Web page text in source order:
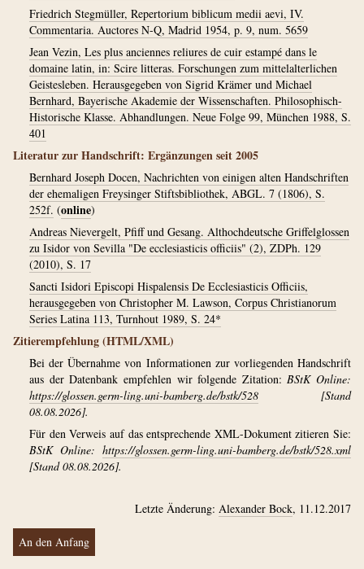
Friedrich Stegmüller, Repertorium biblicum medii aevi, IV.
Commentaria. Auctores N-Q, Madrid 1954, p. 9, num. 5659
Jean Vezin, Les plus anciennes reliures de cuir estampé dans le
domaine latin, in: Scire litteras. Forschungen zum mittelalterlichen
Geistesleben. Herausgegeben von Sigrid Krämer und Michael
Bernhard, Bayerische Akademie der Wissenschaften. Philosophisch-
Historische Klasse. Abhandlungen. Neue Folge 99, München 1988, S.
401
Literatur zur Handschrift: Ergänzungen seit 2005
Bernhard Joseph Docen, Nachrichten von einigen alten Handschriften
der ehemaligen Freysinger Stiftsbibliothek, ABGL. 7 (1806), S.
252f. (online)
Andreas Nievergelt, Pfiff und Gesang. Althochdeutsche Griffelglossen
zu Isidor von Sevilla "De ecclesiasticis officiis" (2), ZDPh. 129
(2010), S. 17
Sancti Isidori Episcopi Hispalensis De Ecclesiasticis Officiis,
herausgegeben von Christopher M. Lawson, Corpus Christianorum
Series Latina 113, Turnhout 1989, S. 24*
Zitierempfehlung (HTML/XML)
Bei der Übernahme von Informationen zur vorliegenden Handschrift
aus der Datenbank empfehlen wir folgende Zitation:BStK Online:
https://glossen.germ-ling.uni-bamberg.de/bstk/528 [Stand
08.08.2026].
Für den Verweis auf das entsprechende XML-Dokument zitieren Sie:
BStK Online: https://glossen.germ-ling.uni-bamberg.de/bstk/528.xml
[Stand 08.08.2026].
Letzte Änderung: Alexander Bock, 11.12.2017
An den Anfang